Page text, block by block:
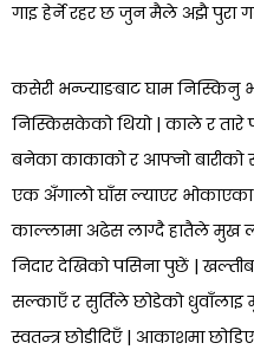
गाइ हेर्ने रहर छ जुन मैले अझै पुरा
कसेरी भन्ज्याङबाट घाम निस्किनु
निस्किसकेको थियो | काले र
बनेका काकाको र आफ्नो बारीको
एक अँगालो घाँस ल्याएर
काल्लामा अढेस लाग्दै हातैले मुख
निदार देखिको पसिना पुछें |
सल्काएँ र सुर्तिले छोडेको
स्वतन्त्र छोडीदिएँ | आकाशमा